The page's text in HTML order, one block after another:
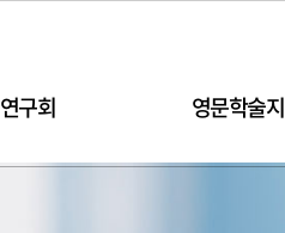
연구회 영문학술지